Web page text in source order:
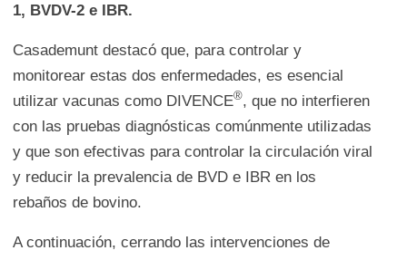
1, BVDV-2 e IBR.
Casademunt destacó que, para controlar y
monitorear estas dos enfermedades, es esencial
utilizar vacunas como DIVENCE®, que no interfieren
con las pruebas diagnósticas comúnmente utilizadas
y que son efectivas para controlar la circulación viral
y reducir la prevalencia de BVD e IBR en los
rebaños de bovino.
A continuación, cerrando las intervenciones de